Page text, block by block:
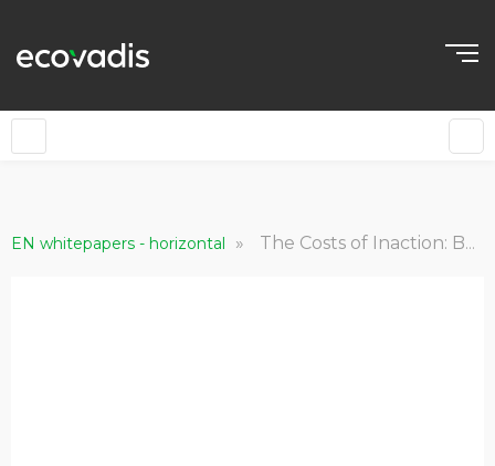
EN whitepapers - horizontal » The Costs of Inaction: Building Long-Term Resilience to Climate and Nature Risks